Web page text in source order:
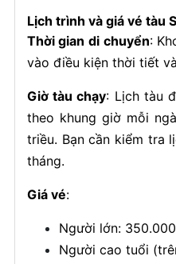
Lịch trình và giá vé tàu
Thời gian di chuyển:
vào điều kiện thời tiết
Giờ tàu chạy: Lịch tàu
theo khung giờ mỗi
triều. Bạn cần kiểm tra
tháng.
Giá vé:
Người lớn:
Người cao tuổi